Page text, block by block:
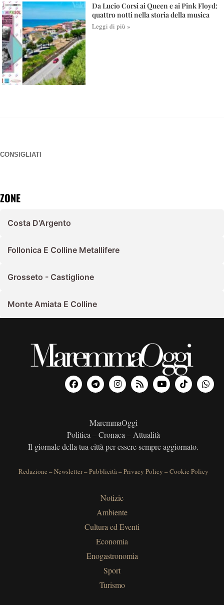
Da Lucio Corsi ai Queen e ai Pink Floyd:
quattro notti nella storia della musica
Leggi di più »
CONSIGLIATI
ZONE
Costa D'Argento
Follonica E Colline Metallifere
Grosseto - Castiglione
Monte Amiata E Colline
MaremmaOggi
Politica – Cronaca – Attualità
Il giornale della tua città per essere sempre aggiornato.
Redazione –Newsletter–Pubblicità–Privacy Policy –Cookie Policy
Notizie
Ambiente
Cultura ed Eventi
Economia
Enogastronomia
Sport
Turismo